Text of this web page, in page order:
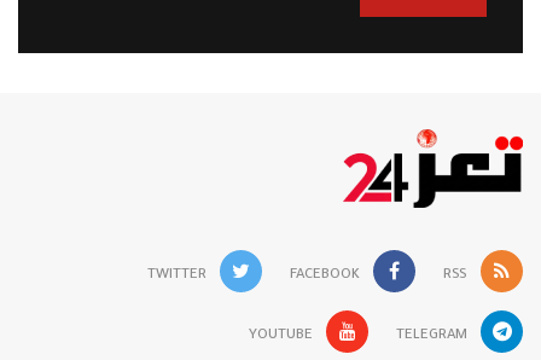
RSS
FACEBOOK
TWITTER
TELEGRAM
YOUTUBE